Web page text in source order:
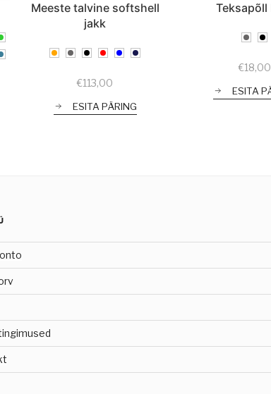
Meeste talvine softshell
jakk
€113,00
ESITA PÄRING
Teksapõll
€18,00
ESITA